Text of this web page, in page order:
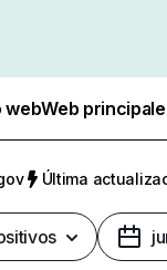
webWeb
Última